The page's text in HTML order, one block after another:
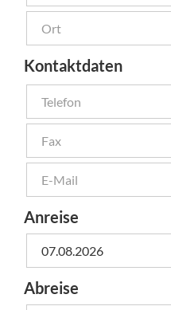
Kontaktdaten
Anreise
Abreise